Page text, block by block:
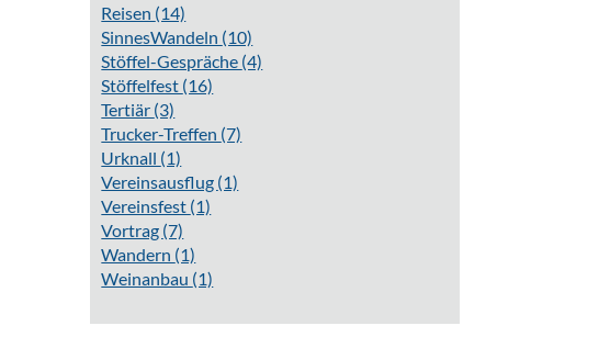
Reisen (14)
SinnesWandeln (10)
Stöffel-Gespräche (4)
Stöffelfest (16)
Tertiär (3)
Trucker-Treffen (7)
Urknall (1)
Vereinsausflug (1)
Vereinsfest (1)
Vortrag (7)
Wandern (1)
Weinanbau (1)